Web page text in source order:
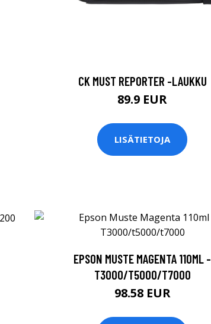
CK MUST REPORTER -LAUKKU
89.9 EUR
LISÄTIETOJA
EPSON MUSTE MAGENTA 110ML -
T3000/T5000/T7000
98.58 EUR